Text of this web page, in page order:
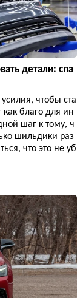
детали: спа
чтобы ста
благо для ин
шаг к тому, ч
шильдики раз
что это не уб